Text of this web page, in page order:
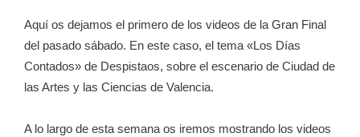
Aquí os dejamos el primero de los videos de la Gran Final
del pasado sábado. En este caso, el tema «Los Días
Contados» de Despistaos, sobre el escenario de Ciudad de
las Artes y las Ciencias de Valencia.
A lo largo de esta semana os iremos mostrando los videos